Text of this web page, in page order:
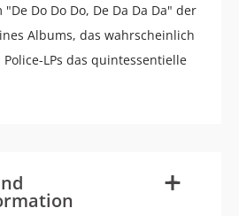
Do Do Do, De Da Da Da" der
Albums, das wahrscheinlich
LPs das quintessentielle
+
-